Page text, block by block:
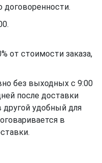
договоренности.
от стоимости заказа,
без выходных с 9:00
после доставки
другой удобный для
в